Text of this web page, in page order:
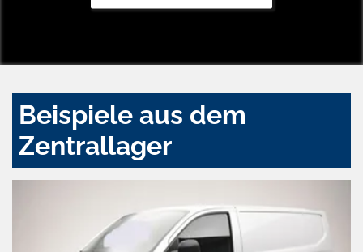
Beispiele aus dem
Zentrallager